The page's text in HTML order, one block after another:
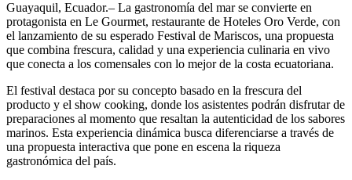
Guayaquil, Ecuador.– La gastronomía del mar se convierte en
protagonista en Le Gourmet, restaurante de Hoteles Oro Verde, con
el lanzamiento de su esperado Festival de Mariscos, una propuesta
que combina frescura, calidad y una experiencia culinaria en vivo
que conecta a los comensales con lo mejor de la costa ecuatoriana.
El festival destaca por su concepto basado en la frescura del
producto y el show cooking, donde los asistentes podrán disfrutar de
preparaciones al momento que resaltan la autenticidad de los sabores
marinos. Esta experiencia dinámica busca diferenciarse a través de
una propuesta interactiva que pone en escena la riqueza
gastronómica del país.